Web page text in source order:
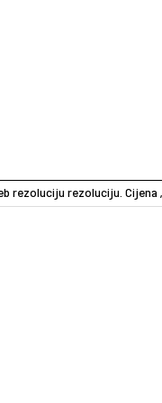
rezoluciju rezoluciju.